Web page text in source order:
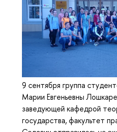
9 сентября группа
Марии Евгеньевны
заведующей кафедрой
государства, факультет